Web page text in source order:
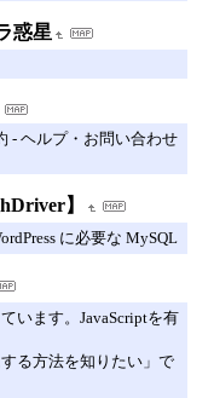
惑星
- ヘルプ・お問い合わせ
】
に必要な MySQL
います。JavaScriptを有
る方法を知りたい」で